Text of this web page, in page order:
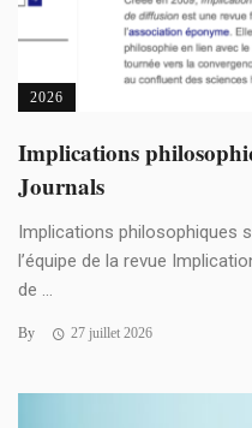
2026
Implications
Journals
Implications philosophiques
l’équipe de la revue
de ...
By 27 juillet 2026